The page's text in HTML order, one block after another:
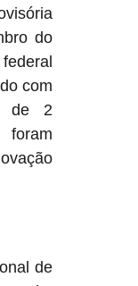
do
com
de 2
de